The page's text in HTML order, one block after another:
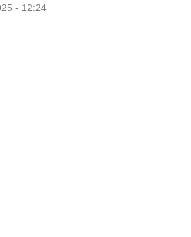
- 12:24